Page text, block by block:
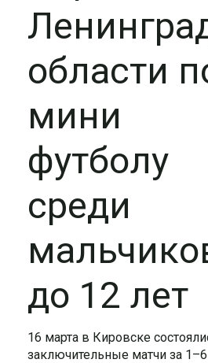
области
мини
футболу
среди
до 12 лет
16 марта в Кировске
заключительные матчи за